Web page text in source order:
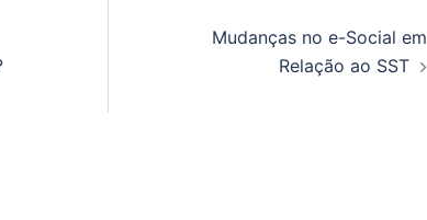
Mudanças no e-Social em
Relação ao SST